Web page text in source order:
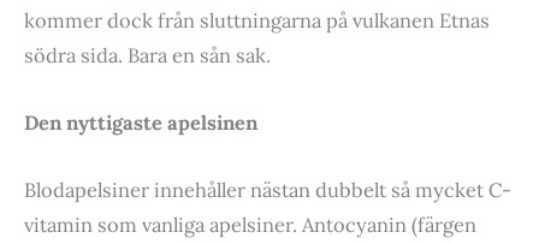
kommer dock från sluttningarna på vulkanen Etnas
södra sida. Bara en sån sak.
Den nyttigaste apelsinen
Blodapelsiner innehåller nästan dubbelt så mycket C-
vitamin som vanliga apelsiner. Antocyanin (färgen